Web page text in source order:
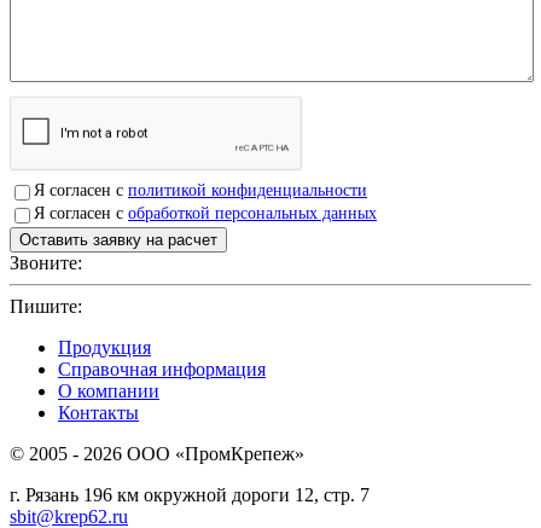
Я согласен с политикой конфиденциальности
Я согласен с обработкой персональных данных
Звоните:
Пишите:
Продукция
Справочная информация
О компании
Контакты
© 2005 - 2026 OOO «ПромКрепеж»
г. Рязань 196 км окружной дороги 12, стр. 7
sbit@krep62.ru